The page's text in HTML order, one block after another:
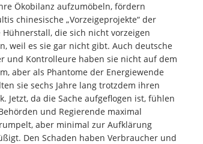
Ökobilanz aufzumöbeln, fördern
chinesische „Vorzeigeprojekte“ der
Hühnerstall, die sich nicht vorzeigen
weil es sie gar nicht gibt. Auch deutsche
und Kontrolleure haben sie nicht auf dem
aber als Phantome der Energiewende
sie sechs Jahre lang trotzdem ihren
Jetzt, da die Sache aufgeflogen ist, fühlen
und Regierende maximal
aber minimal zur Aufklärung
Den Schaden haben Verbraucher und